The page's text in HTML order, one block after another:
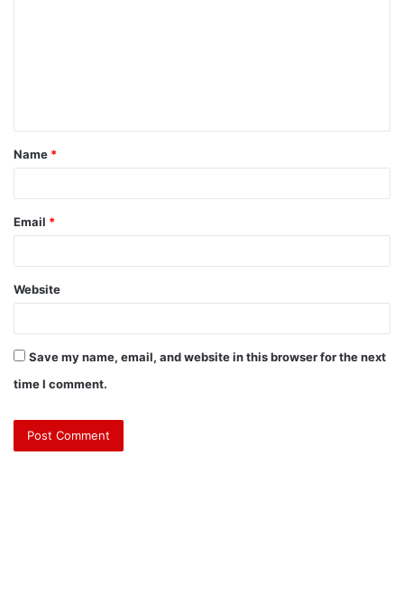
Name *
Email *
Website
Save my name, email, and website in this browser for the next
time I comment.